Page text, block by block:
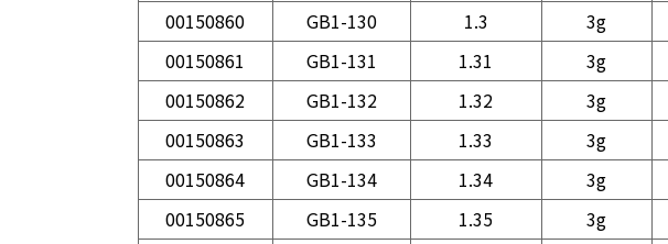
00150860
GB1-130 1.3 3g
00150861
GB1-131 1.31 3g
00150862
GB1-132 1.32 3g
00150863
GB1-133 1.33 3g
00150864
GB1-134 1.34 3g
00150865
GB1-135 1.35 3g